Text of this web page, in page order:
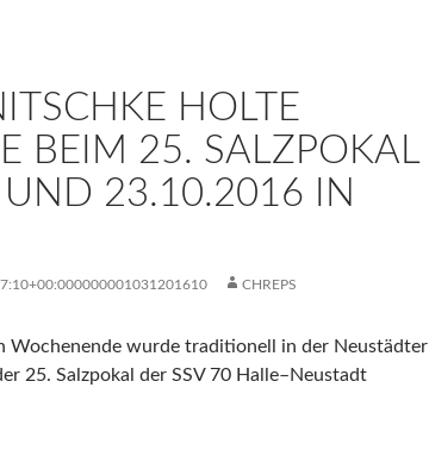
HOLTE
BEIM 25. SALZPOKAL
23.10.2016 IN
CHREPS
Wochenende wurde traditionell in der Neustädter
25. Salzpokal der SSV 70 Halle–Neustadt